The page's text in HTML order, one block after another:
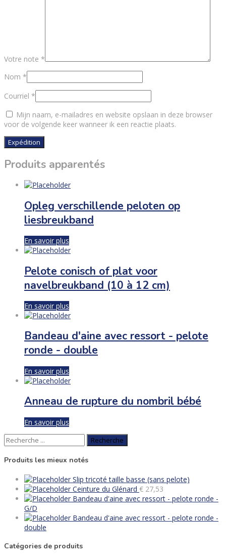
Votre note *
Nom *
Courriel *
Mijn naam, e-mailadres en website opslaan in deze browser
voor de volgende keer wanneer ik een reactie plaats.
Produits apparentés
Opleg verschillende peloten op
liesbreukband
En savoir plus
Pelote conisch of plat voor
navelbreukband (10 à 12 cm)
En savoir plus
Bandeau d'aine avec ressort - pelote
ronde - double
En savoir plus
Anneau de rupture du nombril bébé
En savoir plus
Recherche
de
:Produits les mieux notés
Slip tricoté taille basse (sans pelote)
Ceinture du Glénard € 27,53
Bandeau d'aine avec ressort - pelote ronde -
G/D
Bandeau d'aine avec ressort - pelote ronde -
double
Catégories de produits